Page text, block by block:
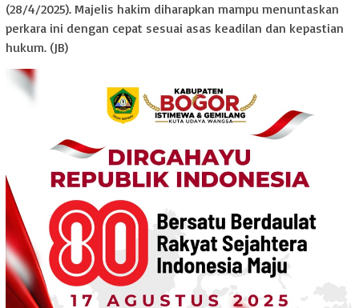
(28/4/2025). Majelis hakim diharapkan mampu menuntaskan
perkara ini dengan cepat sesuai asas keadilan dan kepastian
hukum. (JB)